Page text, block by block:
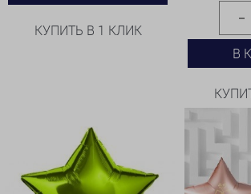
КУПИТЬ В 1 КЛИК
В